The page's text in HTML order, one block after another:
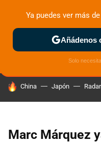
ZONA DE PRUEBAS
HOY SE HABLA DE
China Japón Radar
Marc Márquez
Ya puedes ver más
Añádenos
Solo